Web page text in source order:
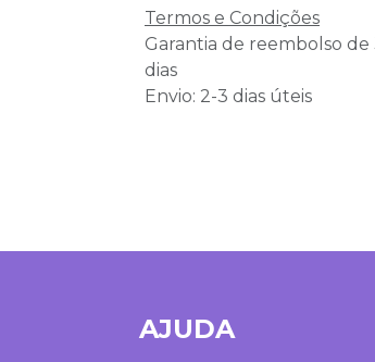
Termos e Condições
Garantia de reembolso de
dias
Envio: 2-3 dias úteis
AJUDA